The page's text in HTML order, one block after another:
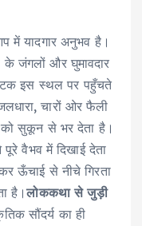
में यादगार अनुभव है।
के जंगलों और घुमावदार
इस स्थल पर पहुँचते
चारों ओर फैली
को सुकून से भर देता है।
वैभव में दिखाई देता
ऊँचाई से नीचे गिरता
है।लोककथा से जुड़ी
सौंदर्य का ही